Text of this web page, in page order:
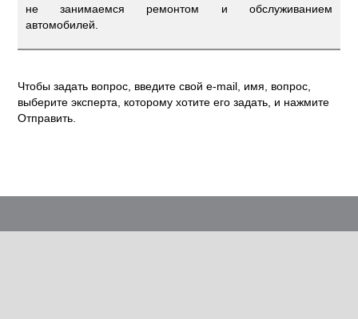
не занимаемся ремонтом и обслуживанием
автомобилей.
Чтобы задать вопрос, введите свой e-mail, имя, вопрос,
выберите эксперта, которому хотите его задать, и нажмите
Отправить.